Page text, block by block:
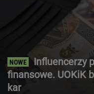
Influencerzy
finansowe. UOKiK
kar